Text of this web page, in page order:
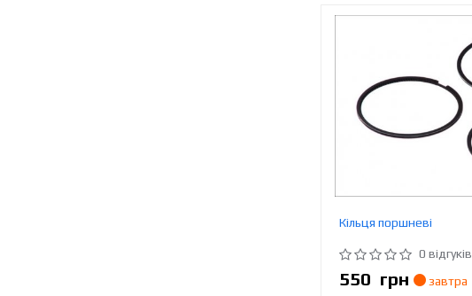
Кільця поршневі
0 відгуків
550 грн
завтра